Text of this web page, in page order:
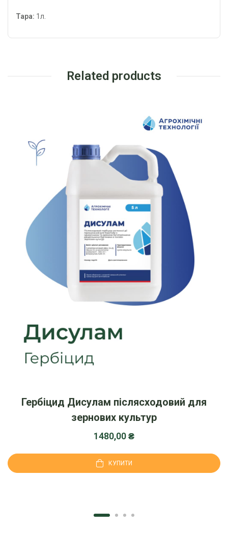
Тара: 1л.
Related products
Гербіцид Дисулам післясходовий для
зернових культур
1480,00₴
КУПИТИ